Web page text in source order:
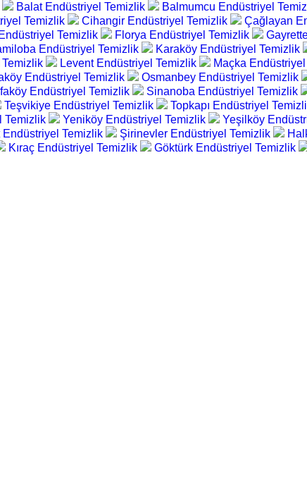
Balat Endüstriyel Temizlik Balmumcu Endüstriyel
Temizlik Cihangir Endüstriyel Temizlik Çağlayan
Temizlik Florya Endüstriyel Temizlik
Endüstriyel Temizlik Karaköy Endüstriyel Temizlik
Levent Endüstriyel Temizlik Maçka
Endüstriyel Temizlik Osmanbey Endüstriyel Temizlik
Endüstriyel Temizlik Sinanoba Endüstriyel Temizlik
Teşvikiye Endüstriyel Temizlik Topkapı Endüstriyel
Temizlik Yeniköy Endüstriyel Temizlik Yeşilköy
Endüstriyel Temizlik Şirinevler Endüstriyel Temizlik
Kıraç Endüstriyel Temizlik Göktürk Endüstriyel Temizlik